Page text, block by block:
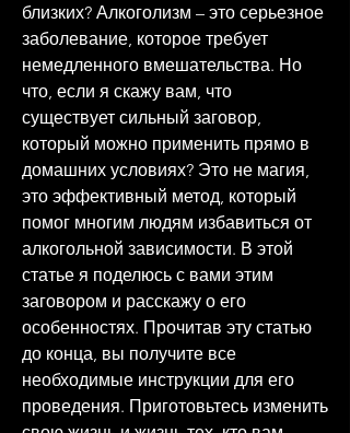
близких? Алкоголизм – это серьезное
заболевание, которое требует
немедленного вмешательства. Но
что, если я скажу вам, что
существует сильный заговор,
который можно применить прямо в
домашних условиях? Это не магия,
это эффективный метод, который
помог многим людям избавиться от
алкогольной зависимости. В этой
статье я поделюсь с вами этим
заговором и расскажу о его
особенностях. Прочитав эту статью
до конца, вы получите все
необходимые инструкции для его
проведения. Приготовьтесь изменить